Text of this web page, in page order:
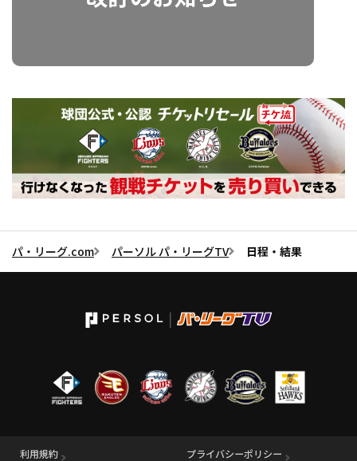
パ・リーグ.com パーソル パ・リーグTV 日程・結果
利用規約 プライバシーポリシー